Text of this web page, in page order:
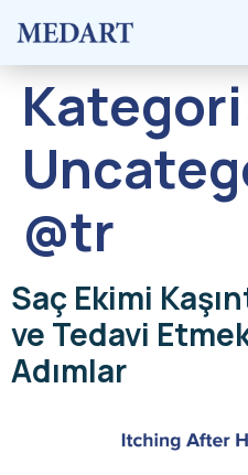
@tr
Saç Ekimi
ve Tedavi
Adımlar